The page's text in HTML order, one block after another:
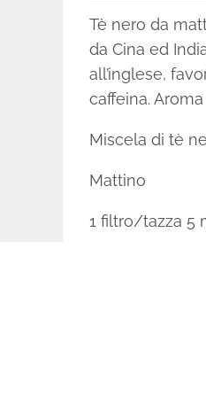
Tè nero da
da Cina ed
all’inglese,
caffeina.
Miscela di tè
Mattino
1 filtro/tazza 5